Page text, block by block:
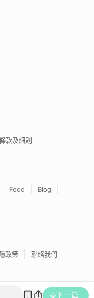
下一篇
款及細則
Food
Blog
政策 聯絡我們